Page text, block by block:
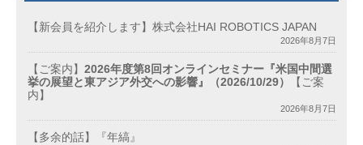
【新会員を紹介します】株式会社HAI ROBOTICS JAPAN
2026年8月7日
【ご案内】 2026年度第8回オンラインセミナー『米国中間選
挙の展望と東アジア外交への影響』（2026/10/29）
【ご案
内】
2026年8月7日
【多余的話】『年縞』